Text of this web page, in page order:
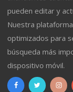
pueden editar y
Nuestra
optimizados para
búsqueda más
dispositivo móvil.